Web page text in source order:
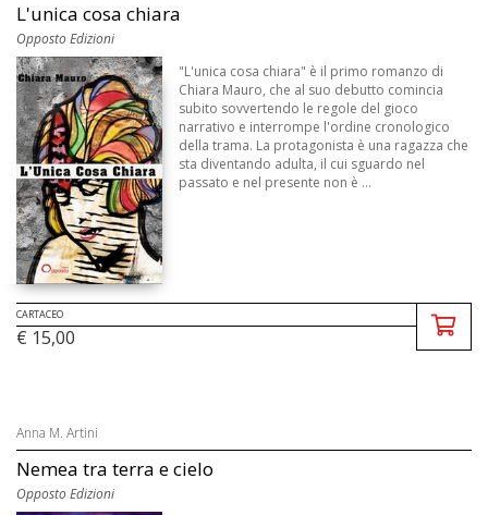
L'unica cosa chiara
Opposto Edizioni
"L'unica cosa chiara" è il primo romanzo di
Chiara Mauro, che al suo debutto comincia
subito sovvertendo le regole del gioco
narrativo e interrompe l'ordine cronologico
della trama. La protagonista è una ragazza che
sta diventando adulta, il cui sguardo nel
passato e nel presente non è ...
CARTACEO
€ 15,00
Anna M. Artini
Nemea tra terra e cielo
Opposto Edizioni